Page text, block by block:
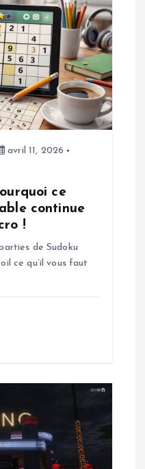
avril 11, 2026
ce
continue
!
de Sudoku
ce qu’il vous faut